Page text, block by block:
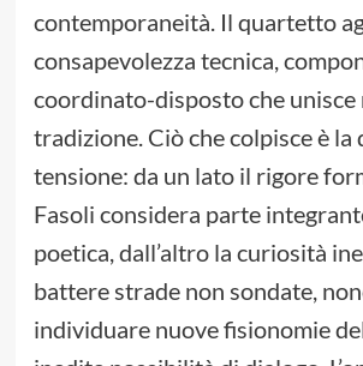
contemporaneità. Il quartetto
consapevolezza tecnica,
coordinato-disposto che unisce
tradizione. Ciò che colpisce è la
tensione: da un lato il rigore
Fasoli considera parte
poetica, dall’altro la curiosità
battere strade non sondate,
individuare nuove fisionomie